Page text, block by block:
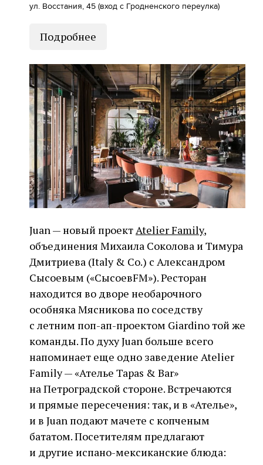
ул. Восстания, 45 (вход с Гродненского переулка)
Подробнее
Juan — новый проектAtelier Family,
объединения Михаила Соколова и Тимура
Дмитриева (Italy & Co.) с Александром
Сысоевым («СысоевFM»). Ресторан
находится во дворе необарочного
особняка Мясникова по соседству
с летним поп-ап-проектом Giardino той же
команды. По духу Juan больше всего
напоминает еще одно заведение Atelier
Family — «Ателье Tapas & Bar»
на Петроградской стороне. Встречаются
и прямые пересечения: так, и в «Ателье»,
и в Juan подают мачете с копченым
бататом. Посетителям предлагают
и другие испано-мексиканские блюда: